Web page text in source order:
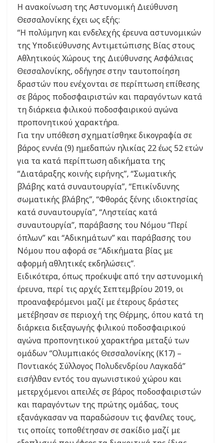
Η ανακοίνωση της Αστυνομική Διεύθυνση
Θεσσαλονίκης έχει ως εξής:
“Η πολύμηνη και ενδελεχής έρευνα αστυνομικών
της Υποδιεύθυνσης Αντιμετώπισης Βίας στους
Αθλητικούς Χώρους της Διεύθυνσης Ασφάλειας
Θεσσαλονίκης, οδήγησε στην ταυτοποίηση
δραστών που ενέχονται σε περίπτωση επίθεσης
σε βάρος ποδοσφαιριστών και παραγόντων κατά
τη διάρκεια φιλικού ποδοσφαιρικού αγώνα
προπονητικού χαρακτήρα.
Για την υπόθεση σχηματίσθηκε δικογραφία σε
βάρος εννέα (9) ημεδαπών ηλικίας 22 έως 52 ετών
για τα κατά περίπτωση αδικήματα της
“Διατάραξης κοινής ειρήνης”, “Σωματικής
βλάβης κατά συναυτουργία”, “Επικίνδυνης
σωματικής βλάβης”, “Φθοράς ξένης ιδιοκτησίας
κατά συναυτουργία”, “Ληστείας κατά
συναυτουργία”, παράβασης του Νόμου “Περί
όπλων” και “Αδικημάτων” και παράβασης του
Νόμου που αφορά σε “Αδικήματα βίας με
αφορμή αθλητικές εκδηλώσεις”.
Ειδικότερα, όπως προέκυψε από την αστυνομική
έρευνα, περί τις αρχές Σεπτεμβρίου 2019, οι
προαναφερόμενοι μαζί με έτερους δράστες
μετέβησαν σε περιοχή της Θέρμης, όπου κατά τη
διάρκεια διεξαγωγής φιλικού ποδοσφαιρικού
αγώνα προπονητικού χαρακτήρα μεταξύ των
ομάδων “Ολυμπιακός Θεσσαλονίκης (Κ17) –
Ποντιακός Σύλλογος Πολυδενδρίου Λαγκαδά”
εισήλθαν εντός του αγωνιστικού χώρου και
μετερχόμενοι απειλές σε βάρος ποδοσφαιριστών
και παραγόντων της πρώτης ομάδας, τους
εξανάγκασαν να παραδώσουν τις φανέλες τους,
τις οποίες τοποθέτησαν σε σακίδιο μαζί με